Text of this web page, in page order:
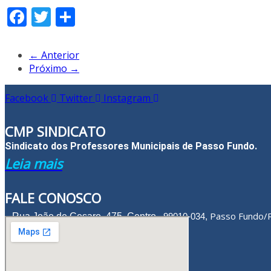
Facebook
Twitter
← Anterior
Próximo →
Facebook Twitter Instagram
CMP SINDICATO
Sindicato dos Professores Municipais de Passo Fundo.
Leia mais
FALE CONOSCO
Rua João de Cesaro, 475, Centro,99010-034, Passo Fundo/